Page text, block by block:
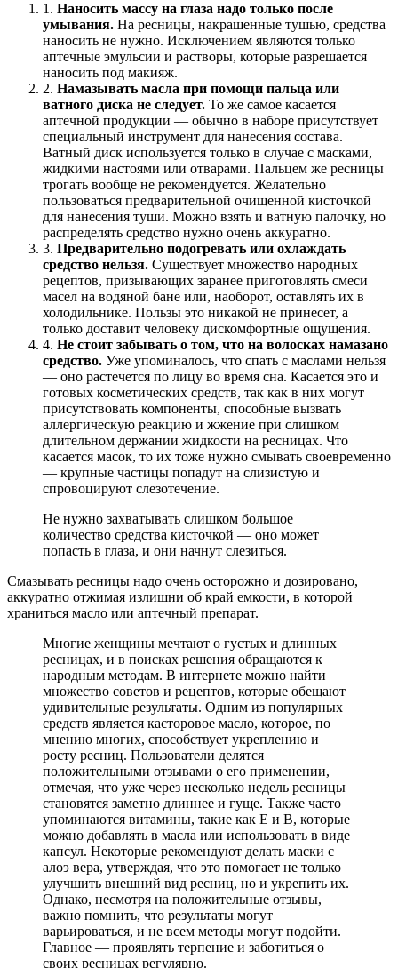
1. Наносить массу на глаза надо только после
умывания. На ресницы, накрашенные тушью, средства
наносить не нужно. Исключением являются только
аптечные эмульсии и растворы, которые разрешается
наносить под макияж.
2. Намазывать масла при помощи пальца или
ватного диска не следует. То же самое касается
аптечной продукции — обычно в наборе присутствует
специальный инструмент для нанесения состава.
Ватный диск используется только в случае с масками,
жидкими настоями или отварами. Пальцем же ресницы
трогать вообще не рекомендуется. Желательно
пользоваться предварительной очищенной кисточкой
для нанесения туши. Можно взять и ватную палочку, но
распределять средство нужно очень аккуратно.
3. Предварительно подогревать или охлаждать
средство нельзя. Существует множество народных
рецептов, призывающих заранее приготовлять смеси
масел на водяной бане или, наоборот, оставлять их в
холодильнике. Пользы это никакой не принесет, а
только доставит человеку дискомфортные ощущения.
4. Не стоит забывать о том, что на волосках намазано
средство. Уже упоминалось, что спать с маслами нельзя
— оно растечется по лицу во время сна. Касается это и
готовых косметических средств, так как в них могут
присутствовать компоненты, способные вызвать
аллергическую реакцию и жжение при слишком
длительном держании жидкости на ресницах. Что
касается масок, то их тоже нужно смывать своевременно
— крупные частицы попадут на слизистую и
спровоцируют слезотечение.
Не нужно захватывать слишком большое
количество средства кисточкой — оно может
попасть в глаза, и они начнут слезиться.
Смазывать ресницы надо очень осторожно и дозировано,
аккуратно отжимая излишни об край емкости, в которой
храниться масло или аптечный препарат.
Многие женщины мечтают о густых и длинных
ресницах, и в поисках решения обращаются к
народным методам. В интернете можно найти
множество советов и рецептов, которые обещают
удивительные результаты. Одним из популярных
средств является касторовое масло, которое, по
мнению многих, способствует укреплению и
росту ресниц. Пользователи делятся
положительными отзывами о его применении,
отмечая, что уже через несколько недель ресницы
становятся заметно длиннее и гуще. Также часто
упоминаются витамины, такие как E и B, которые
можно добавлять в масла или использовать в виде
капсул. Некоторые рекомендуют делать маски с
алоэ вера, утверждая, что это помогает не только
улучшить внешний вид ресниц, но и укрепить их.
Однако, несмотря на положительные отзывы,
важно помнить, что результаты могут
варьироваться, и не всем методы могут подойти.
Главное — проявлять терпение и заботиться о
своих ресницах регулярно.